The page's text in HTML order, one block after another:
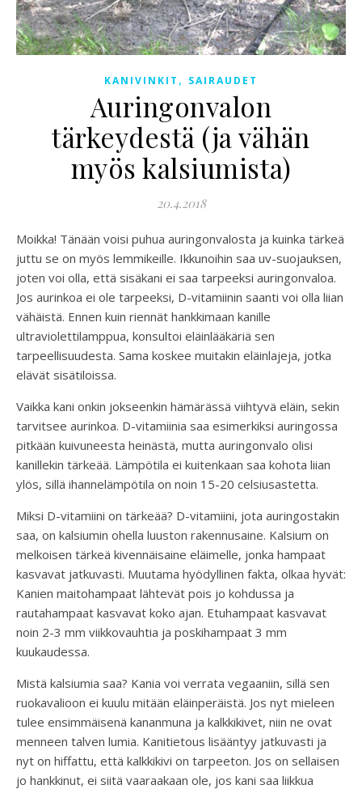
KANIVINKIT , SAIRAUDET
Auringonvalon
tärkeydestä (ja vähän
myös kalsiumista)
20.4.2018
Moikka! Tänään voisi puhua auringonvalosta ja kuinka tärkeä
juttu se on myös lemmikeille. Ikkunoihin saa uv-suojauksen,
joten voi olla, että sisäkani ei saa tarpeeksi auringonvaloa.
Jos aurinkoa ei ole tarpeeksi, D-vitamiinin saanti voi olla liian
vähäistä. Ennen kuin riennät hankkimaan kanille
ultraviolettilamppua, konsultoi eläinlääkäriä sen
tarpeellisuudesta. Sama koskee muitakin eläinlajeja, jotka
elävät sisätiloissa.
Vaikka kani onkin jokseenkin hämärässä viihtyvä eläin, sekin
tarvitsee aurinkoa. D-vitamiinia saa esimerkiksi auringossa
pitkään kuivuneesta heinästä, mutta auringonvalo olisi
kanillekin tärkeää. Lämpötila ei kuitenkaan saa kohota liian
ylös, sillä ihannelämpötila on noin 15-20 celsiusastetta.
Miksi D-vitamiini on tärkeää? D-vitamiini, jota auringostakin
saa, on kalsiumin ohella luuston rakennusaine. Kalsium on
melkoisen tärkeä kivennäisaine eläimelle, jonka hampaat
kasvavat jatkuvasti. Muutama hyödyllinen fakta, olkaa hyvät:
Kanien maitohampaat lähtevät pois jo kohdussa ja
rautahampaat kasvavat koko ajan. Etuhampaat kasvavat
noin 2-3 mm viikkovauhtia ja poskihampaat 3 mm
kuukaudessa.
Mistä kalsiumia saa? Kania voi verrata vegaaniin, sillä sen
ruokavalioon ei kuulu mitään eläinperäistä. Jos nyt mieleen
tulee ensimmäisenä kananmuna ja kalkkikivet, niin ne ovat
menneen talven lumia. Kanitietous lisääntyy jatkuvasti ja
nyt on hiffattu, että kalkkikivi on tarpeeton. Jos on sellaisen
jo hankkinut, ei siitä vaaraakaan ole, jos kani saa liikkua